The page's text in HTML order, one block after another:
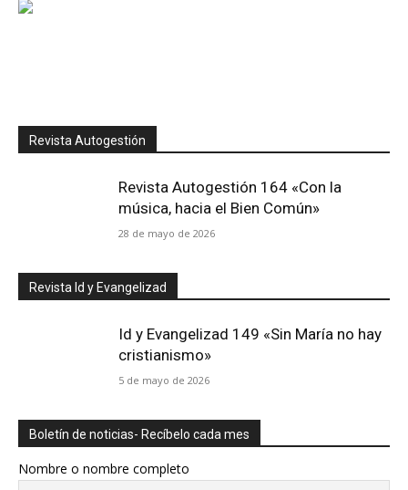
Revista Autogestión
Revista Autogestión 164 «Con la
música, hacia el Bien Común»
28 de mayo de 2026
Revista Id y Evangelizad
Id y Evangelizad 149 «Sin María no hay
cristianismo»
5 de mayo de 2026
Boletín de noticias- Recíbelo cada mes
Nombre o nombre completo